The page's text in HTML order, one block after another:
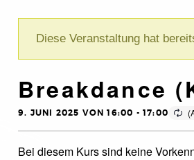
Diese Veranstaltung hat
Breakdance
9. JUNI 2025 VON 16:00 -17:00
Bei diesem Kurs sind keine